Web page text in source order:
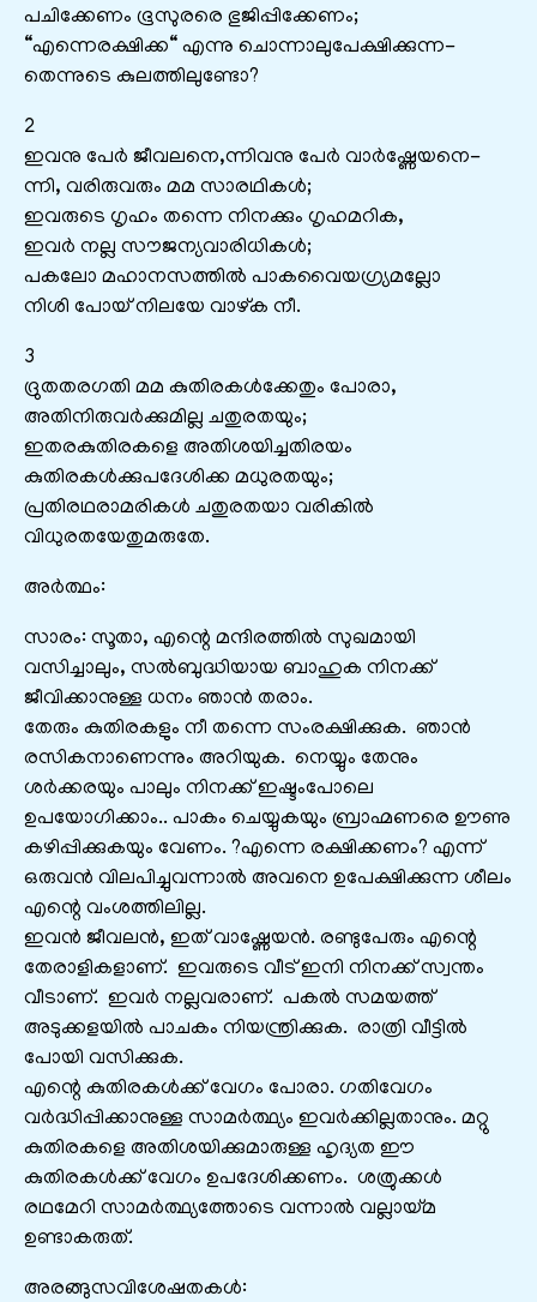
പചിക്കേണം ഭൂസുരരെ ഭുജിപ്പിക്കേണം;
“എന്നെരക്ഷിക്ക“ എന്നു ചൊന്നാലുപേക്ഷിക്കുന്ന-
തെന്നുടെ കുലത്തിലുണ്ടോ?
2
ഇവനു പേർ ജീവലനെ,ന്നിവനു പേർ വാർഷ്ണേയനെ-
ന്നി, വരിരുവരും മമ സാരഥികൾ;
ഇവരുടെ ഗൃഹം തന്നെ നിനക്കും ഗൃഹമറിക,
ഇവർ നല്ല സൗജന്യവാരിധികൾ;
പകലോ മഹാനസത്തിൽ പാകവൈയഗ്ര്യമല്ലോ
നിശി പോയ്‌ നിലയേ വാഴ്ക നീ.
3
ദ്രുതതരഗതി മമ കുതിരകൾക്കേതും പോരാ,
അതിനിരുവർക്കുമില്ല ചതുരതയും;
ഇതരകുതിരകളെ അതിശയിച്ചതിരയം
കുതിരകൾക്കുപദേശിക്ക മധുരതയും;
പ്രതിരഥരാമരികൾ ചതുരതയാ വരികിൽ
വിധുരതയേതുമരുതേ.
അർത്ഥം:
സാരം: സൂതാ, എന്റെ മന്ദിരത്തിൽ സുഖമായി
വസിച്ചാലും, സൽബുദ്ധിയായ ബാഹുക നിനക്ക്‌
ജീവിക്കാനുള്ള ധനം ഞാൻ തരാം.
തേരും കുതിരകളും നീ തന്നെ സംരക്ഷിക്കുക. ഞാൻ
രസികനാണെന്നും അറിയുക. നെയ്യും തേനും
ശർക്കരയും പാലും നിനക്ക്‌ ഇഷ്ടംപോലെ
ഉപയോഗിക്കാം.. പാകം ചെയ്യുകയും ബ്രാഹ്മണരെ ഊണു
കഴിപ്പിക്കുകയും വേണം. ?എന്നെ രക്ഷിക്കണം? എന്ന്‌
ഒരുവൻ വിലപിച്ചുവന്നാൽ അവനെ ഉപേക്ഷിക്കുന്ന ശീലം
എന്റെ വംശത്തിലില്ല.
ഇവൻ ജീവലൻ, ഇത്‌ വാഷ്ണേയൻ. രണ്ടുപേരും എന്റെ
തേരാളികളാണ്‌. ഇവരുടെ വീട്‌ ഇനി നിനക്ക്‌ സ്വന്തം
വീടാണ്‌. ഇവർ നല്ലവരാണ്‌. പകൽ സമയത്ത്‌
അടുക്കളയിൽ പാചകം നിയന്ത്രിക്കുക. രാത്രി വീട്ടിൽ
പോയി വസിക്കുക.
എന്റെ കുതിരകൾക്ക്‌ വേഗം പോരാ. ഗതിവേഗം
വർദ്ധിപ്പിക്കാനുള്ള സാമർത്ഥ്യം ഇവർക്കില്ലതാനും. മറ്റു
കുതിരകളെ അതിശയിക്കുമാരുള്ള ഹൃദ്യത ഈ
കുതിരകൾക്ക്‌ വേഗം ഉപദേശിക്കണം. ശത്രുക്കൾ
രഥമേറി സാമർത്ഥ്യത്തോടെ വന്നാൽ വല്ലായ്മ
ഉണ്ടാകരുത്‌.
അരങ്ങുസവിശേഷതകൾ: